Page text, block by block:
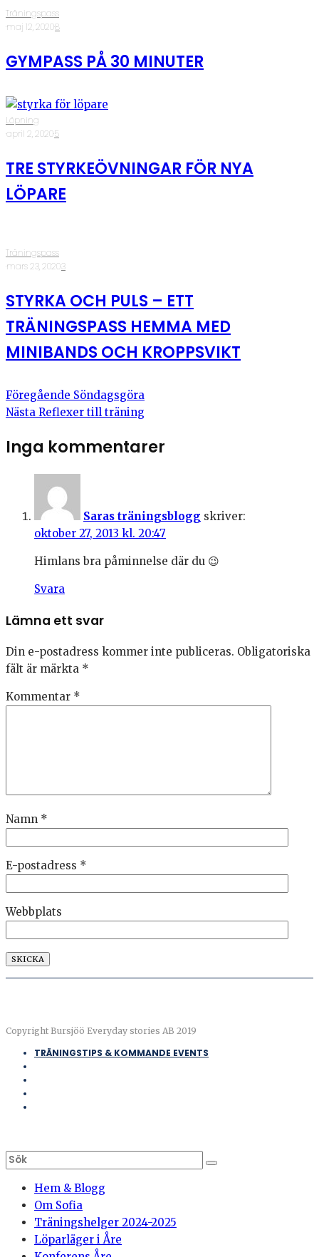
Träningspass
·maj 12, 2020·8
GYMPASS PÅ 30 MINUTER
Löpning
·april 2, 2020·5
TRE STYRKEÖVNINGAR FÖR NYA
LÖPARE
Träningspass
·mars 23, 2020·3
STYRKA OCH PULS – ETT
TRÄNINGSPASS HEMMA MED
MINIBANDS OCH KROPPSVIKT
Föregående Söndagsgöra
Nästa Reflexer till träning
Inga kommentarer
Saras träningsblogg skriver:
oktober 27, 2013 kl. 20:47
Himlans bra påminnelse där du 😉
Svara
Lämna ett svar
Din e-postadress kommer inte publiceras. Obligatoriska
fält är märkta *
Kommentar *
Namn *
E-postadress *
Webbplats
Copyright Bursjöö Everyday stories AB 2019
TRÄNINGSTIPS & KOMMANDE EVENTS
Hem & Blogg
Om Sofia
Träningshelger 2024-2025
Löparläger i Åre